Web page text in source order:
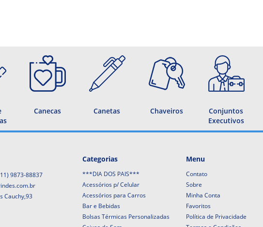
Canecas Canetas Chaveiros
Conjuntos
Executivos
9873-88837
Cauchy,93
Categorias
***DIA DOS PAIS***
Acessórios p/ Celular
Acessórios para Carros
Bar e Bebidas
Bolsas Térmicas Personalizadas
Menu
Contato
Sobre
Minha Conta
Favoritos
Política de Privacidade